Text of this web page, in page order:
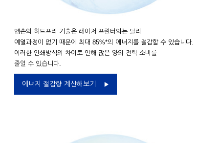
엡손의 히트프리 기술은 레이저 프린터와는 달리
예열과정이 없기 때문에 최대 85%*의 에너지를 절감할 수 있습니다.
이러한 인쇄방식의 차이로 인해 많은 양의 전력 소비를
줄일 수 있습니다.
에너지 절감량 계산해보기